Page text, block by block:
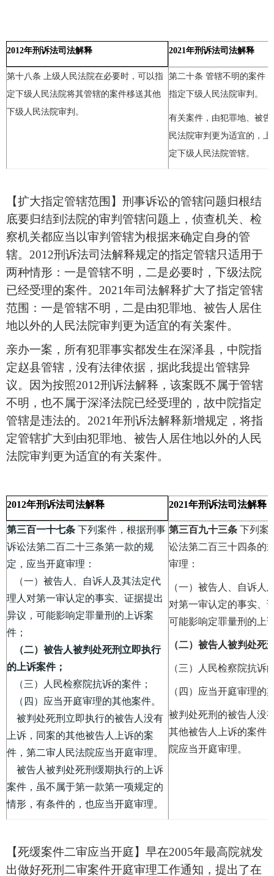
2012年刑诉法司法解释 2021年刑诉法司法解释
第十八条 上级人民法院在必要时，可以指
定下级人民法院将其管辖的案件移送其他
下级人民法院审判。
第二十条 管辖不明的案件
指定下级人民法院审判。
有关案件，由犯罪地、被
民法院审判更为适宜的，
定下级人民法院管辖。
【扩大指定管辖范围】刑事诉讼的管辖问题归根结
底要归结到法院的审判管辖问题上，侦查机关、检
察机关都应当以审判管辖为根据来确定自身的管
辖。 2012刑诉法司法解释规定的指定管辖只适用于
两种情形：一是管辖不明，二是必要时，下级法院
已经受理的案件。 2021年司法解释扩大了指定管辖
范围：一是管辖不明，二是由犯罪地、被告人居住
地以外的人民法院审判更为适宜的有关案件。
亲办一案，所有犯罪事实都发生在深泽县，中院指
定赵县管辖，没有法律依据，据此我提出管辖异
议。因为按照2012刑诉法解释，该案既不属于管辖
不明，也不属于深泽法院已经受理的，故中院指定
管辖是违法的。 2021年刑诉法解释新增规定，将指
定管辖扩大到由犯罪地、被告人居住地以外的人民
法院审判更为适宜的有关案件。
2012年刑诉法司法解释 2021年刑诉法司法解释
第三百一十七条 下列案件，根据刑事
诉讼法第二百二十三条第一款的规
定，应当开庭审理：
（一）被告人、自诉人及其法定代
理人对第一审认定的事实、证据提出
异议，可能影响定罪量刑的上诉案
件；
（二）被告人被判处死刑立即执行
的上诉案件；
（三）人民检察院抗诉的案件；
（四）应当开庭审理的其他案件。
被判处死刑立即执行的被告人没有
上诉，同案的其他被告人上诉的案
件，第二审人民法院应当开庭审理。
被告人被判处死刑缓期执行的上诉
案件，虽不属于第一款第一项规定的
情形，有条件的，也应当开庭审理。
第三百九十三条 下列案
讼法第二百三十四条的
审理：
（一）被告人、自诉人
对第一审认定的事实、
可能影响定罪量刑的上
（二）被告人被判处死
（三）人民检察院抗诉
（四）应当开庭审理的
被判处死刑的被告人没
其他被告人上诉的案件
院应当开庭审理。
【死缓案件二审应当开庭】早在2005年最高院就发
出做好死刑二审案件开庭审理工作通知，提出了在